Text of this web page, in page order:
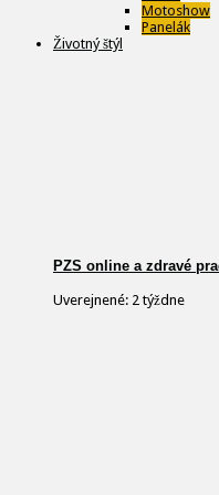
Motoshow
Panelák
Životný štýl
PZS online a zdravé
Uverejnené: 2 týždne